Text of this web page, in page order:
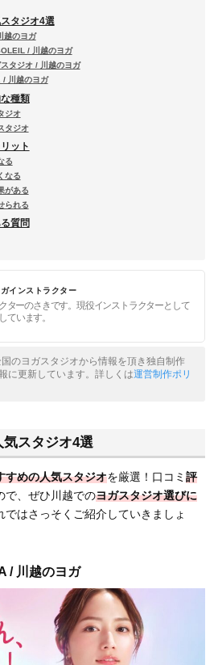
タジオ4選
越のヨガ
/ 川越のヨガ
タジオ / 川越のヨガ
/ 川越のヨガ
種類
ジオ
タジオ
ット
る
なる
がある
られる
質問
インストラクター
ターのさきです。現役インストラクターとして
ています。
のヨガスタジオから情報を頂き独自制作
に更新しています。詳しくは運営制作ポリ
気スタジオ4選
すめの人気スタジオを厳選！口コミ 評
で、ぜひ川越でのヨガスタジオ選びに
ではさっそくご紹介していきましょ
/ 川越のヨガ